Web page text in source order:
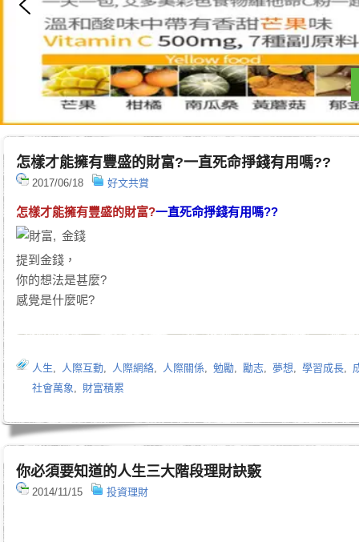
怎樣才能擁有豐盛的財富?一直死命掙錢有用嗎??
2017/06/18 好文共賞
怎樣才能擁有豐盛的財富?一直死命掙錢有用嗎??
提到金錢，
你的想法是甚麼?
感覺是什麼呢?
人生, 人際互動, 人際網絡, 人際關係, 勉勵, 勵志, 夢想, 學習成長,
社會萬象, 財富積累
你必須要知道的人生三大階段理財訣竅
2014/11/15 投資理財